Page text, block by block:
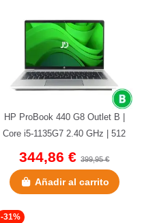
HP ProBook 440 G8 Outlet B |
Core i5-1135G7 2.40 GHz | 512
GB NVMe | 16 GB DDR4 | 14" |...
344,86 €399,95 €
Añadir al carrito
-31%